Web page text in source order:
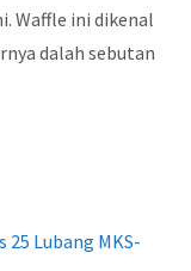
Waffle ini dikenal
dalah sebutan